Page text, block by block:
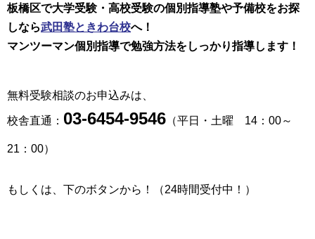
板橋区で大学受験・高校受験の個別指導塾や予備校をお探
しなら武田塾ときわ台校へ！
マンツーマン個別指導で勉強方法をしっかり指導します！
無料受験相談のお申込みは、
校舎直通： 03-6454-9546 （平日・土曜 14：00～
21：00）
もしくは、下のボタンから！（24時間受付中！）